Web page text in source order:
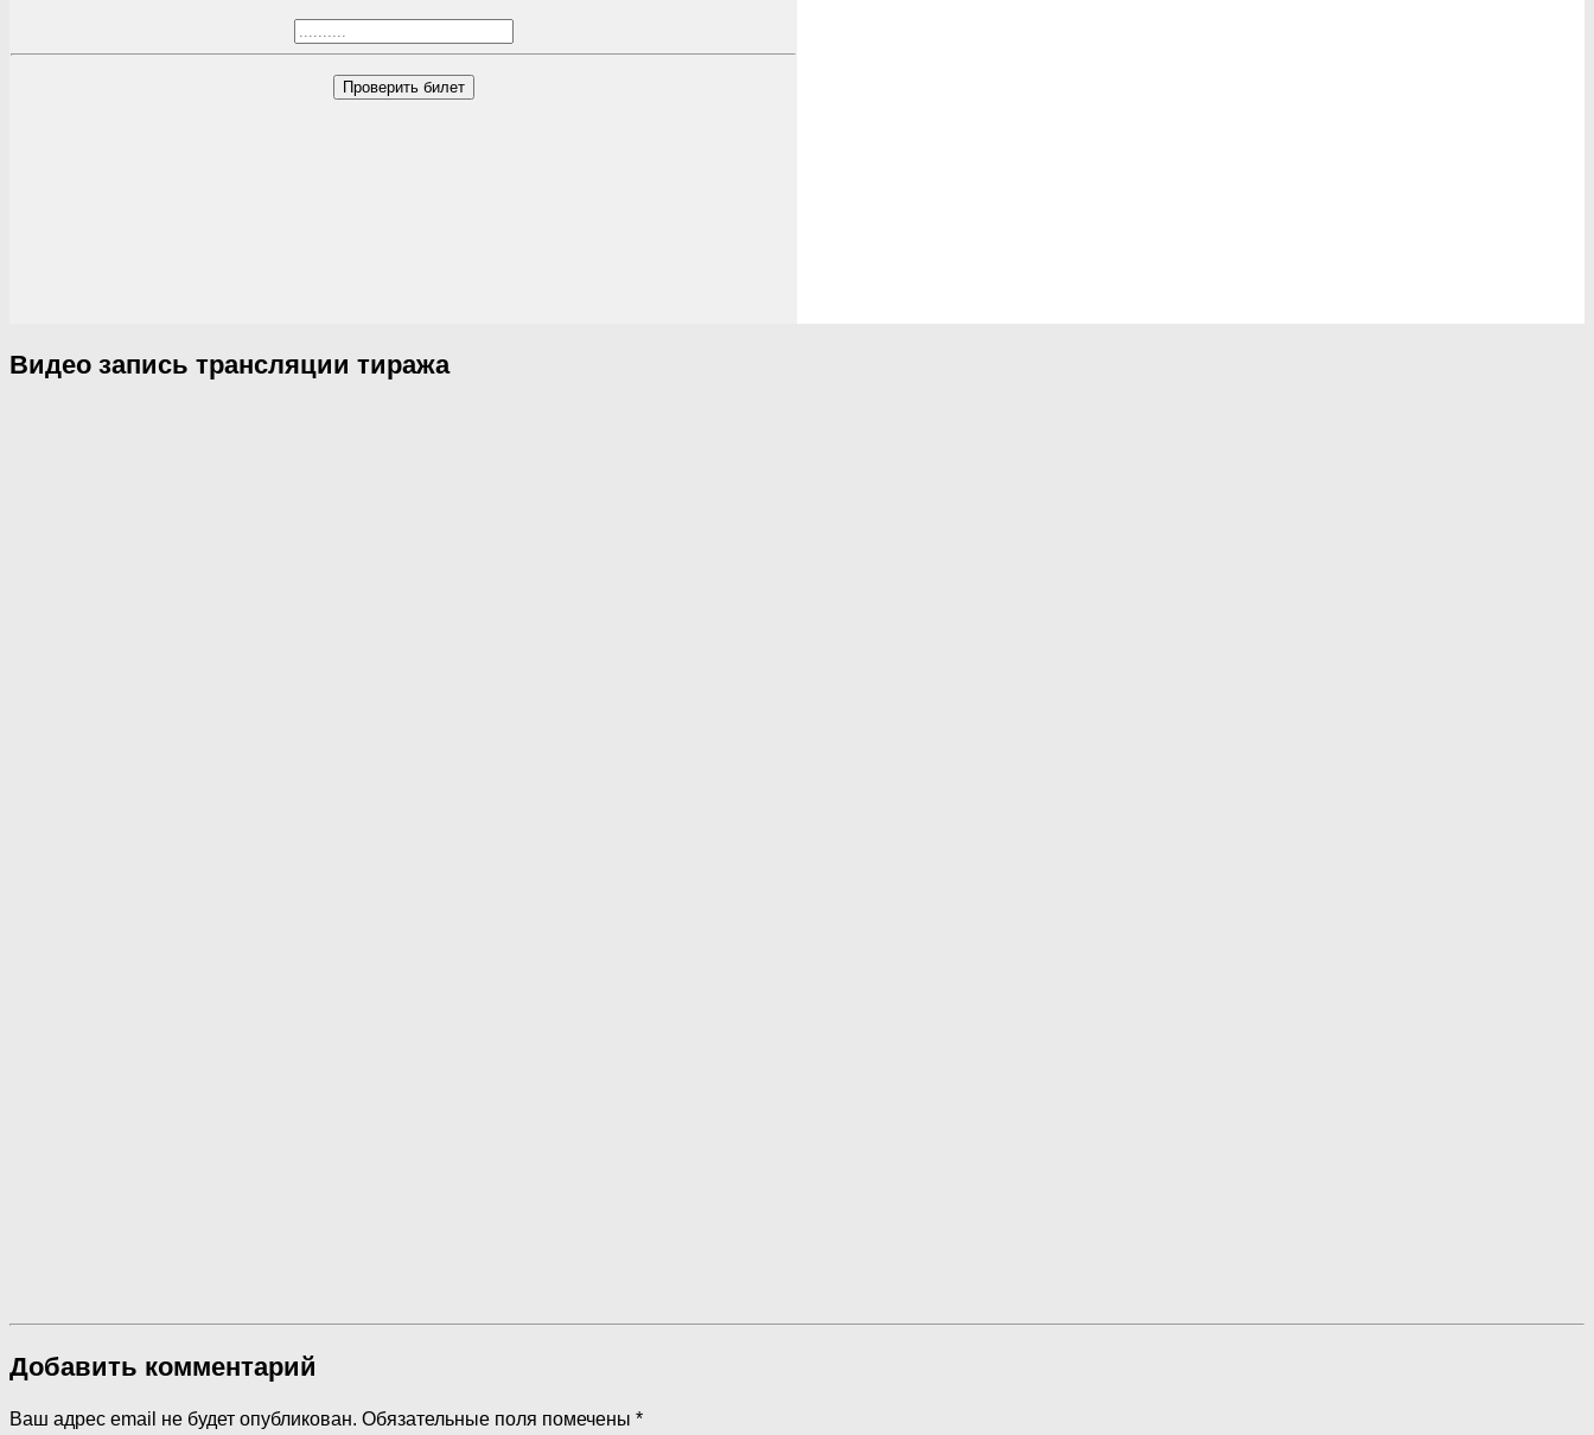
Проверить билет
Видео запись трансляции тиража
Добавить комментарий
Ваш адрес email не будет опубликован. Обязательные поля помечены *